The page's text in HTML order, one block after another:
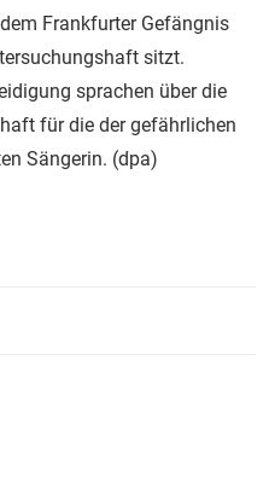
Frankfurter Gefängnis
sitzt.
sprachen über die
für die der gefährlichen
Sängerin. (dpa)